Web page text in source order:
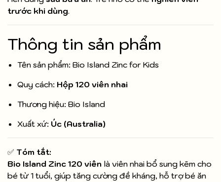
trước khi dùng.
Thông tin sản phẩm
Tên sản phẩm: Bio Island Zinc for Kids
Quy cách: Hộp 120 viên nhai
Thương hiệu: Bio Island
Xuất xứ: Úc (Australia)
✅ Tóm tắt:
Bio Island Zinc 120 viên là viên nhai bổ sung kẽm cho
bé từ 1 tuổi, giúp tăng cường đề kháng, hỗ trợ bé ăn